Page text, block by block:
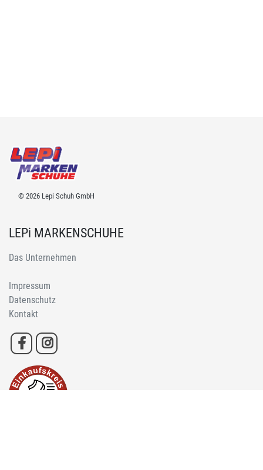
© 2026 Lepi Schuh GmbH
LEPi MARKENSCHUHE
Das Unternehmen
Impressum
Datenschutz
Kontakt